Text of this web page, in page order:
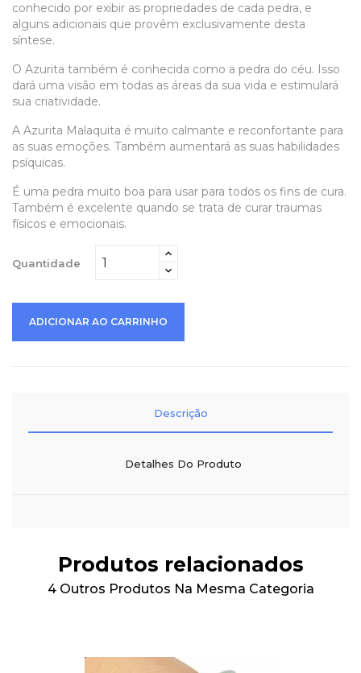
conhecido por exibir as propriedades de cada pedra, e
alguns adicionais que provêm exclusivamente desta
síntese.
O Azurita também é conhecida como a pedra do céu. Isso
dará uma visão em todas as áreas da sua vida e estimulará
sua criatividade.
A Azurita Malaquita é muito calmante e reconfortante para
as suas emoções. Também aumentará as suas habilidades
psíquicas.
É uma pedra muito boa para usar para todos os fins de cura.
Também é excelente quando se trata de curar traumas
físicos e emocionais.
Quantidade
ADICIONAR AO CARRINHO
Descrição
Detalhes Do Produto
Produtos relacionados
4 Outros Produtos Na Mesma Categoria